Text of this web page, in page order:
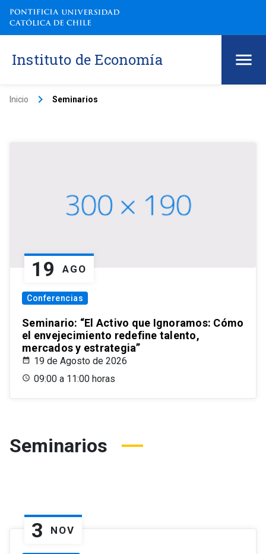
Instituto de Economía
Inicio keyboard_arrow_right Seminarios
19 AGO
Conferencias
Seminario: “El Activo que Ignoramos: Cómo
el envejecimiento redefine talento,
mercados y estrategia”
19 de Agosto de 2026
09:00 a 11:00 horas
Seminarios
3 NOV